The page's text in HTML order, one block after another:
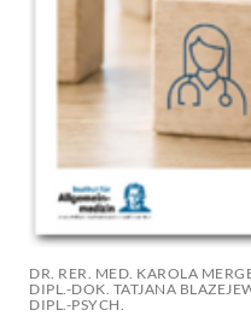
DR. RER. MED. KAROLA
DIPL.-DOK. TATJANA
DIPL.-PSYCH.